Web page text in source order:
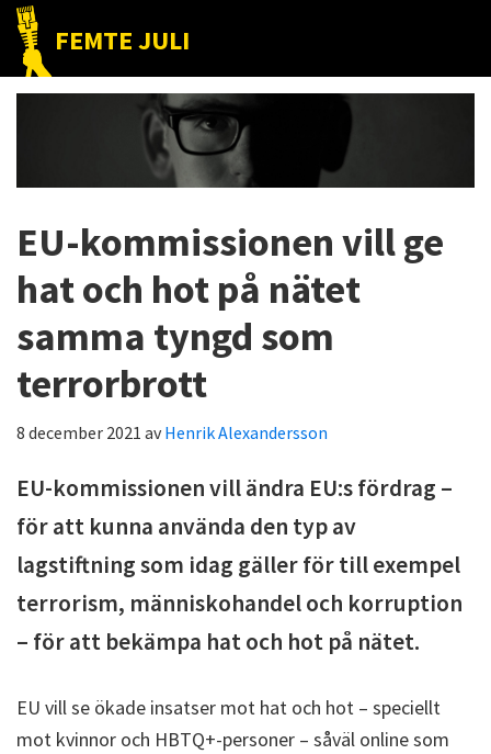
Hoppa
huvudnavigering
Hoppa
huvudinnehåll
Hoppa
det
FEMTE JULI
Nätet
till
EU-kommissionen vill ge
hat och hot på nätet
samma tyngd som
terrorbrott
8 december 2021 avHenrik Alexandersson
EU-kommissionen vill ändra EU:s fördrag –
för att kunna använda den typ av
lagstiftning som idag gäller för till exempel
terrorism, människohandel och korruption
– för att bekämpa hat och hot på nätet.
EU vill se ökade insatser mot hat och hot – speciellt
mot kvinnor och HBTQ+-personer – såväl online som